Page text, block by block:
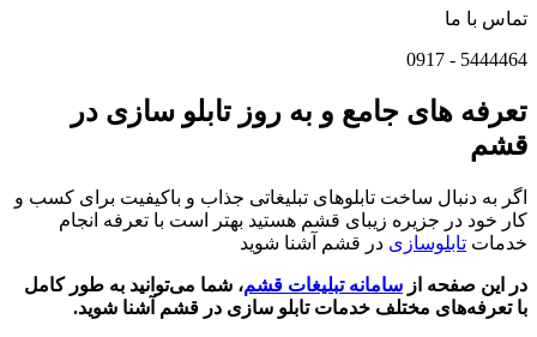
تماس با ما
5444464
-
0917
تعرفه های جامع و به روز تابلو سازی در
قشم
اگر به دنبال ساخت تابلوهای تبلیغاتی جذاب و باکیفیت برای کسب و
کار خود در جزیره زیبای قشم هستید بهتر است با تعرفه انجام
خدمات تابلوسازی در قشم آشنا شوید
در این صفحه از سامانه تبلیغات قشم، شما می‌توانید به طور کامل
با تعرفه‌های مختلف خدمات تابلو سازی در قشم آشنا شوید.